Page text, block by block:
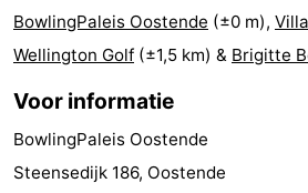
Surfen
Eten
en
Evenementen
Forum
BowlingPaleis Oostende (±0 m),
Wellington Golf (±1,5 km) & Brigitte
Voor informatie
BowlingPaleis Oostende
Steensedijk 186, Oostende